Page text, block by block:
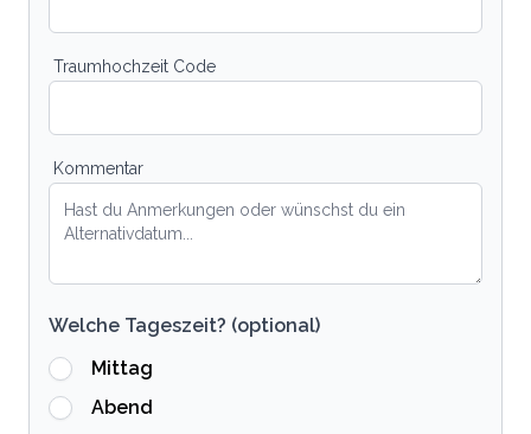
Traumhochzeit Code
Kommentar
Welche Tageszeit? (optional)
Mittag
Abend